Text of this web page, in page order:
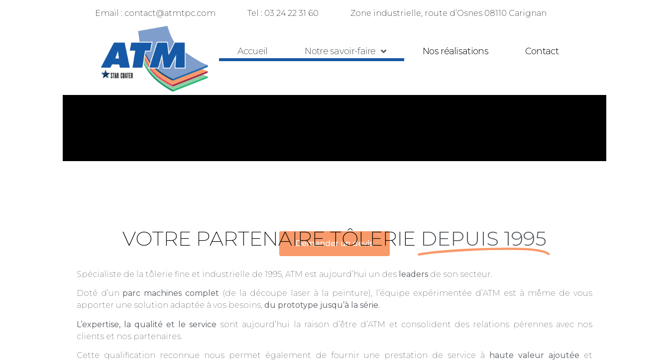
Email : contact@atmtpc.com Tel : 03 24 22 31 60 Zone industrielle, route d’Osnes 08110 Carignan
Accueil Notre savoir-faire Nos réalisations Contact
Demander un devis
VOTRE PARTENAIRE TÔLERIE DEPUIS 1995
Spécialiste de la tôlerie fine et industrielle de 1995, ATM est aujourd’hui un des leaders de son secteur.
Doté d’un parc machines complet (de la découpe laser à la peinture), l’équipe expérimentée d’ATM est à même de vous
apporter une solution adaptée à vos besoins, du prototype jusqu’à la série.
L’expertise, la qualité et le service sont aujourd’hui la raison d’être d’ATM et consolident des relations pérennes avec nos
clients et nos partenaires.
Cette qualification reconnue nous permet également de fournir une prestation de service à haute valeur ajoutée et